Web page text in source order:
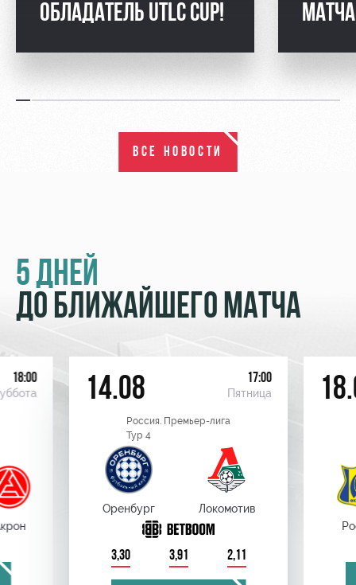
ОБЛАДАТЕЛЬ UTLC CUP!
МАТЧА
ВСЕ НОВОСТИ
5 ДНЕЙ
ДО БЛИЖАЙШЕГО МАТЧА
18:00 14.08 17:00
Пятница
Россия. Премьер-лига
Тур 4
Оренбург Локомотив
3,30 3,91 2,11